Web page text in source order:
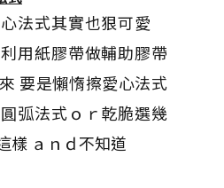
法式其實也狠可愛
用紙膠帶做輔助膠帶
要是懶惰擦愛心法式
弧法式ｏｒ乾脆選幾
樣 ａｎｄ不知道